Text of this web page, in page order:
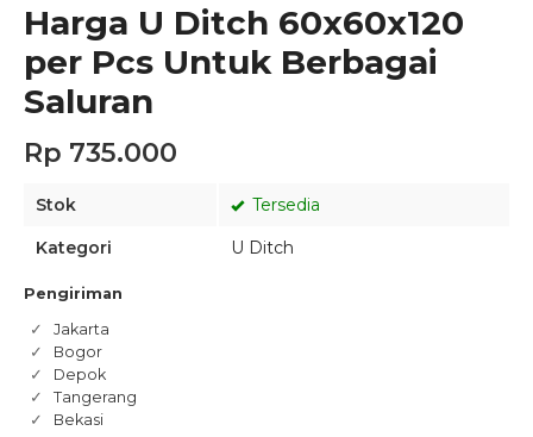
Harga U Ditch 60x60x120
per Pcs Untuk Berbagai
Saluran
Rp 735.000
Stok
Tersedia
Kategori
U Ditch
Pengiriman
Jakarta
Bogor
Depok
Tangerang
Bekasi